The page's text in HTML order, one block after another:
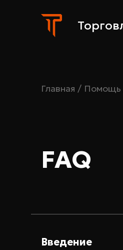
Главная / Помощь
FAQ
Введение